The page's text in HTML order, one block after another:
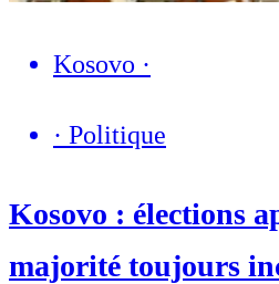
Kosovo ·
· Politique
Kosovo : élections
majorité toujours